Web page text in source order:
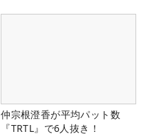
仲宗根澄香が平均パット数
『TRTL』で6人抜き！